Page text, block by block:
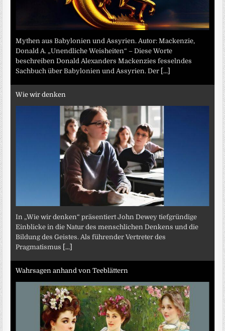
Mythen aus Babylonien und Assyrien. Autor: Mackenzie,
Donald A. „Unendliche Weisheiten“ – Diese Worte
beschreiben Donald Alexanders Mackenzies fesselndes
Sachbuch über Babylonien und Assyrien. Der [...]
Wie wir denken
In „Wie wir denken“ präsentiert John Dewey tiefgründige
Einblicke in die Natur des menschlichen Denkens und die
Bildung des Geistes. Als führender Vertreter des
Pragmatismus [...]
Wahrsagen anhand von Teeblättern